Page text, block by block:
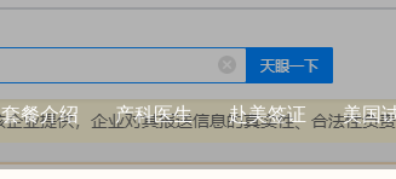
套餐介绍 产科医生 赴美签证 美国